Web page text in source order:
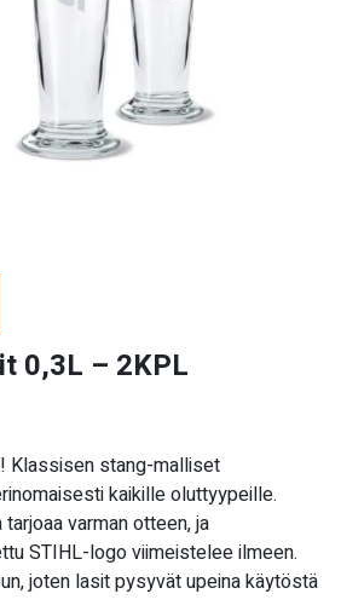
0,3L – 2KPL
Klassisen stang-malliset
kaikille oluttyypeille.
varman otteen, ja
STIHL-logo viimeistelee ilmeen.
joten lasit pysyvät upeina käytöstä